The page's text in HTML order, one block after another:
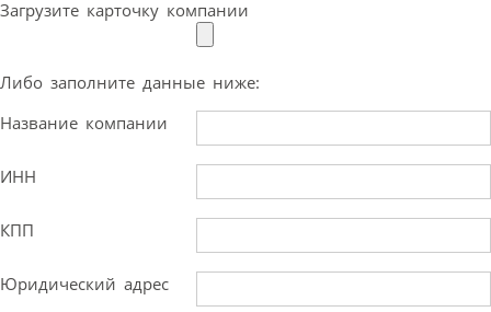
Загрузите карточку компании
Либо заполните данные ниже:
Название компании
ИНН
КПП
Юридический адрес